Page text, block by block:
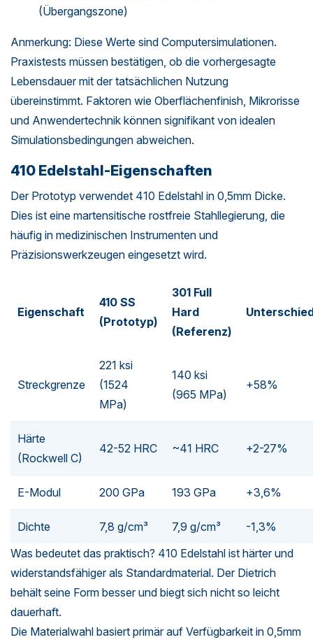
(Übergangszone)
Anmerkung: Diese Werte sind Computersimulationen.
Praxistests müssen bestätigen, ob die vorhergesagte
Lebensdauer mit der tatsächlichen Nutzung
übereinstimmt. Faktoren wie Oberflächenfinish, Mikrorisse
und Anwendertechnik können signifikant von idealen
Simulationsbedingungen abweichen.
410 Edelstahl-Eigenschaften
Der Prototyp verwendet 410 Edelstahl in 0,5mm Dicke.
Dies ist eine martensitische rostfreie Stahllegierung, die
häufig in medizinischen Instrumenten und
Präzisionswerkzeugen eingesetzt wird.
Eigenschaft
410 SS
(Prototyp)
301 Full
Hard
(Referenz)
Streckgrenze
221 ksi
(1524
MPa)
140 ksi
(965 MPa)
+58%
Härte
(Rockwell C)
42-52 HRC ~41 HRC +2-27%
E-Modul 200 GPa 193 GPa +3,6%
Dichte 7,8 g/cm³ 7,9 g/cm³
-1,3%
Was bedeutet das praktisch? 410 Edelstahl ist härter und
widerstandsfähiger als Standardmaterial. Der Dietrich
behält seine Form besser und biegt sich nicht so leicht
dauerhaft.
Die Materialwahl basiert primär auf Verfügbarkeit in 0,5mm